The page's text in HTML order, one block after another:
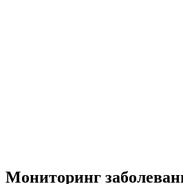
Мониторинг